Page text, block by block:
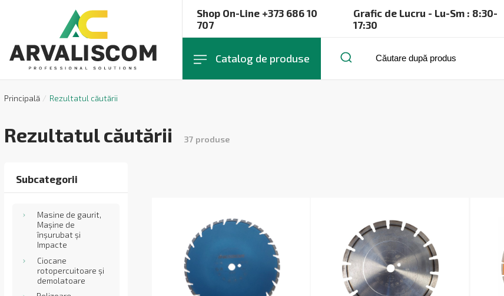
Shop On-Line +373 686 10
707
Grafic de Lucru - Lu-Sm : 8:30-
17:30
Catalog de produse
Principală Rezultatul căutării
Rezultatul căutării 37 produse
Subcategorii
Masine de gaurit,
Mașine de
înșurubat și
Impacte
Ciocane
rotopercuitoare și
demolatoare